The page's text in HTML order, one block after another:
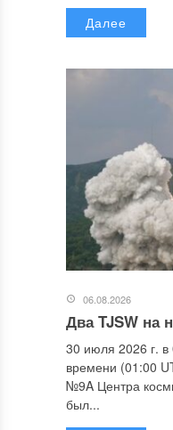
Далее
06.08.2026
Два TJSW на
30 июля 2026 г. в
времени (01:00
№9A Центра
был...